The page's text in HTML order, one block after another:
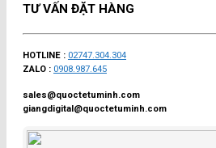
TƯ VẤN ĐẶT HÀNG
HOTLINE : 02747.304.304
ZALO : 0908.987.645
sales@quoctetuminh.com
giangdigital@quoctetuminh.com